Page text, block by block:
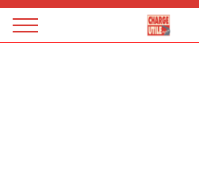
Magazine
Panneau de gestion des cookies